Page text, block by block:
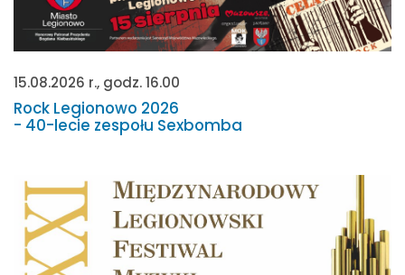
15.08.2026 r., godz. 16.00
Rock Legionowo 2026
- 40-lecie zespołu Sexbomba